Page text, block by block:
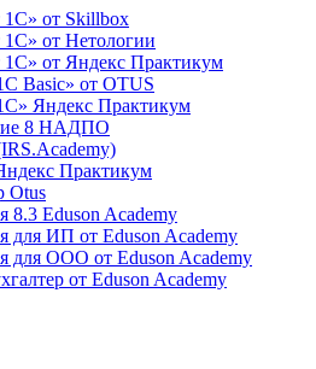
от Skillbox
от Нетологии
от Яндекс Практикум
Basic» от OTUS
Яндекс Практикум
8 НАДПО
Практикум
Otus
8.3 Eduson Academy
для ИП от Eduson Academy
для ООО от Eduson Academy
от Eduson Academy